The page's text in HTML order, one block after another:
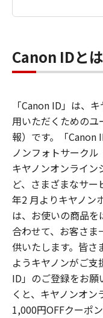
Canon IDとは
「Canon ID」は、
用いただくための
報）です。「Canon
ノンフォトサークル
キヤノンオンライ
ど、さまざまなサ
年2 月よりキヤノン
は、お使いの商品
合わせて、お客さ
供いたします。皆さ
ようキヤノンがご
ID」のご登録をお願
くと、キヤノンオ
1,000円OFFクーポ